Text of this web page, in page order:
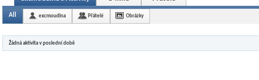
All excmoudina Přátelé Obrázky
Žádná aktivita v poslední době